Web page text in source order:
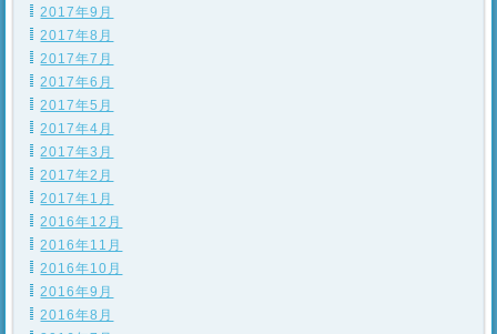
2017年9月
2017年8月
2017年7月
2017年6月
2017年5月
2017年4月
2017年3月
2017年2月
2017年1月
2016年12月
2016年11月
2016年10月
2016年9月
2016年8月